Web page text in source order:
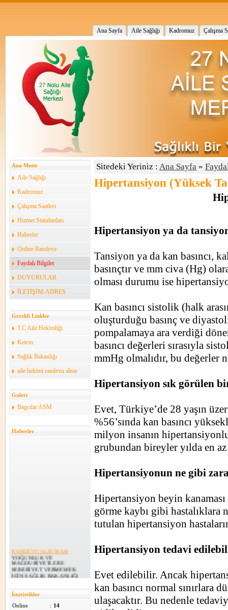
Ana Sayfa Aile Sağlığı Kadromuz Çalışma
Ana Menü
Aile Sağlığı
Kadromuz
Çalışma Saatleri
Hizmet Standartları
Haberler
Online Randevu
Faydalı Bilgiler
DUYURULAR
İLETİŞİM-ADRES
Gerekli Linkler
T.C Aile Hekimliği
Ketem
Sağlık Bakanlığı
aile hekimi randevu alma
Galeri
Bagcılar ASM
Haberler
RANDEVU ALINMASI
YOĞUNLUK VE
MAĞDURİYETLERE
SEBEBİYET VERMEMEK
İÇİN SAĞLIK BAKANLIĞI
182 NUMARALI TELEFON
13.02.2015
ADRES DEĞİŞİKLİĞİ
İstatistikler
Online
: 14
Sitedeki Yeriniz : Ana Sayfa »
Hipertansiyon (Yüksek
Hipertansiyon ya da
Tansiyon ya da kan basıncı,
basınçtır ve mm civa (Hg)
olması durumu ise
Kan basıncı sistolik (halk
oluşturduğu basınç ve
pompalamaya ara verdiği
basıncı değerleri sırasıyla
mmHg olmalıdır, bu değerler
Hipertansiyon sık görülen
Evet, Türkiye’de 28 yaşın
%56’sında kan basıncı
milyon insanın
grubundan bireyler yılda en
Hipertansiyonun ne gibi
Hipertansiyon beyin
görme kaybı gibi hastalıklara
tutulan hipertansiyon
Hipertansiyon tedavi
Evet edilebilir. Ancak
kan basıncı normal sınırlara
ulaşacaktır. Bu nedenle